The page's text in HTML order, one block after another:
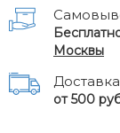
Москвы
от 500